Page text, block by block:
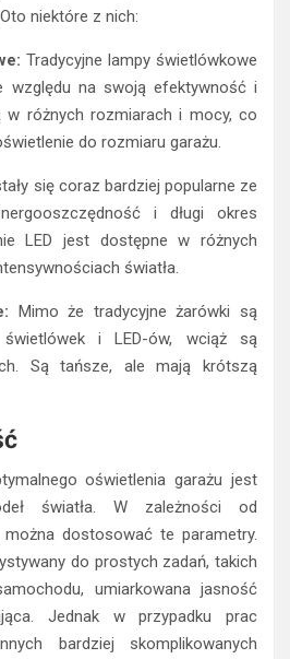
niektóre z nich:
Tradycyjne lampy świetlówkowe
względu na swoją efektywność i
w różnych rozmiarach i mocy, co
do rozmiaru garażu.
się coraz bardziej popularne ze
i długi okres
LED jest dostępne w różnych
światła.
Mimo że tradycyjne żarówki są
i LED-ów, wciąż są
Są tańsze, ale mają krótszą
oświetlenia garażu jest
światła. W zależności od
można dostosować te parametry.
do prostych zadań, takich
umiarkowana jasność
Jednak w przypadku prac
bardziej skomplikowanych